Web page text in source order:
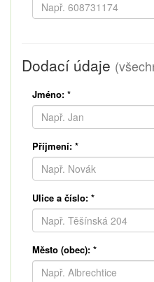
Dodací údaje
Jméno: *
Příjmení: *
Ulice a číslo: *
Město (obec): *